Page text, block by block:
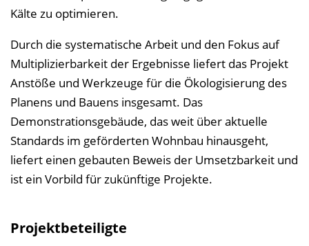
Kälte zu optimieren.
Durch die systematische Arbeit und den Fokus auf
Multiplizierbarkeit der Ergebnisse liefert das Projekt
Anstöße und Werkzeuge für die Ökologisierung des
Planens und Bauens insgesamt. Das
Demonstrationsgebäude, das weit über aktuelle
Standards im geförderten Wohnbau hinausgeht,
liefert einen gebauten Beweis der Umsetzbarkeit und
ist ein Vorbild für zukünftige Projekte.
Projektbeteiligte